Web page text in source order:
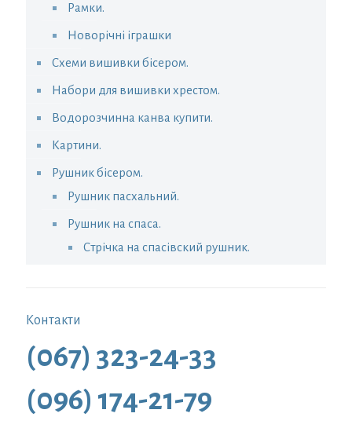
Рамки.
Новорічні іграшки
Схеми вишивки бісером.
Набори для вишивки хрестом.
Водорозчинна канва купити.
Картини.
Рушник бісером.
Рушник пасхальний.
Рушник на спаса.
Стрічка на спасівский рушник.
Контакти
(067) 323-24-33
(096) 174-21-79